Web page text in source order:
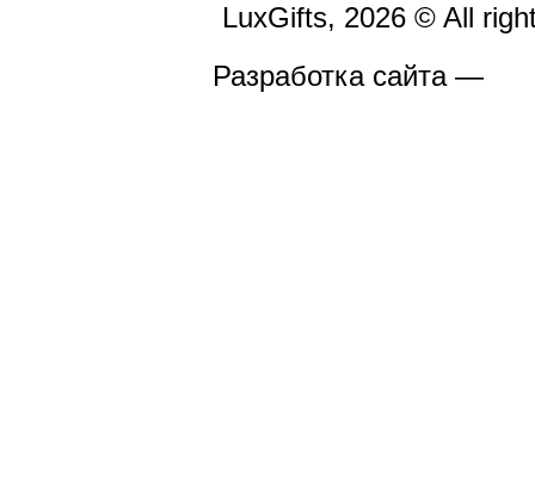
LuxGifts, 2026 © All
Разработка сайта —